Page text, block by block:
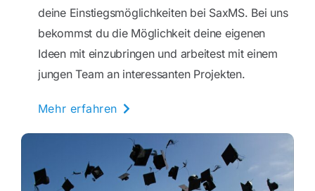
deine Einstiegsmöglichkeiten bei SaxMS. Bei uns
bekommst du die Möglichkeit deine eigenen
Ideen mit einzubringen und arbeitest mit einem
jungen Team an interessanten Projekten.
Mehr erfahren